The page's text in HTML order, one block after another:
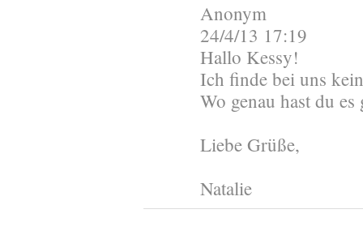
Anonym
24/4/13 17:19
Hallo Kessy!
Ich finde bei uns
Wo genau hast du es
Liebe Grüße,
Natalie